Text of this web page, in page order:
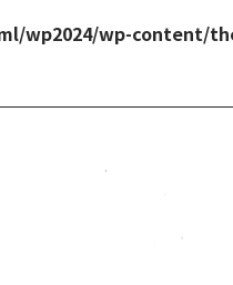
wp2024/wp-content/